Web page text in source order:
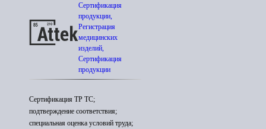
Сертификация
продукции,
Регистрация
медицинских
изделий,
Сертификация
продукции
Сертификация ТР ТС;
подтверждение соответствия;
специальная оценка условий труда;